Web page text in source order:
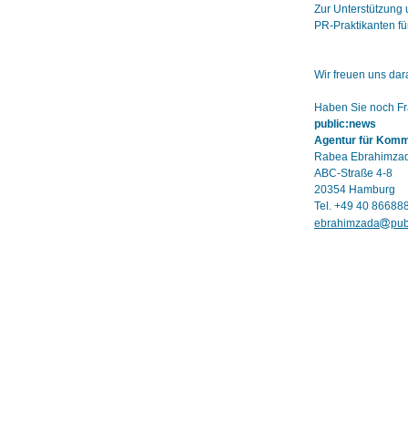
Zur Unterstützung
PR-Praktikanten
Wir freuen uns
Haben Sie noch
public:news
Agentur für
Rabea
ABC-Straße 4-8
20354 Hamburg
Tel. +49 40
ebrahimzada